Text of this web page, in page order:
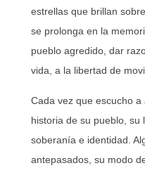
estrellas que brillan
se prolonga en la
pueblo agredido, dar
vida, a la libertad de
Cada vez que escucho
historia de su pueblo, su
soberanía e identidad.
antepasados, su modo